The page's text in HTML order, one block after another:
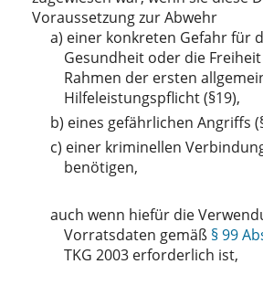
Voraussetzung zur Abwehr
a) einer konkreten Gefahr für
Gesundheit oder die
Rahmen der ersten
Hilfeleistungspflicht (§19),
b) eines gefährlichen Angriffs
c) einer kriminellen
benötigen,
auch wenn hiefür die
Vorratsdaten gemäß § 99
TKG 2003 erforderlich ist,